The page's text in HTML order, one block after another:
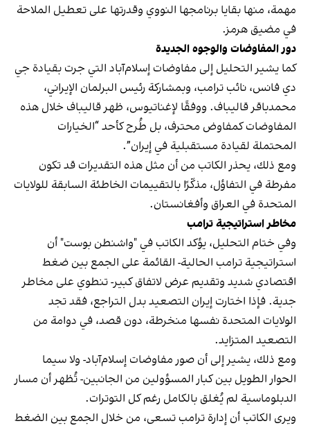
مهمة، منها بقايا برنامجها النووي وقدرتها على تعطيل الملاحة
في مضيق هرمز.
دور المفاوضات والوجوه الجديدة
كما يشير التحليل إلى مفاوضات إسلام‌آباد التي جرت بقيادة جي
دي فانس، نائب ترامب، وبمشاركة رئيس البرلمان الإيراني،
محمدباقر قاليباف. ووفقًا لإغناتيوس، ظهر قاليباف خلال هذه
المفاوضات كمفاوض محترف، بل طُرح كأحد “الخيارات
المحتملة لقيادة مستقبلية في إيران”.
ومع ذلك، يحذر الكاتب من أن مثل هذه التقديرات قد تكون
مفرطة في التفاؤل، مذكّرًا بالتقييمات الخاطئة السابقة للولايات
المتحدة في العراق وأفغانستان.
مخاطر استراتيجية ترامب
وفي ختام التحليل، يؤكد الكاتب في "واشنطن بوست" أن
استراتيجية ترامب الحالية- القائمة على الجمع بين ضغط
اقتصادي شديد وتقديم عرض لاتفاق كبير- تنطوي على مخاطر
جدية. فإذا اختارت إيران التصعيد بدل التراجع، فقد تجد
الولايات المتحدة نفسها منخرطة، دون قصد، في دوامة من
التصعيد المتزايد.
ومع ذلك، يشير إلى أن صور مفاوضات إسلام‌آباد- ولا سيما
الحوار الطويل بين كبار المسؤولين من الجانبين- تُظهر أن مسار
الدبلوماسية لم يُغلق بالكامل رغم كل التوترات.
ويرى الكاتب أن إدارة ترامب تسعى، من خلال الجمع بين الضغط